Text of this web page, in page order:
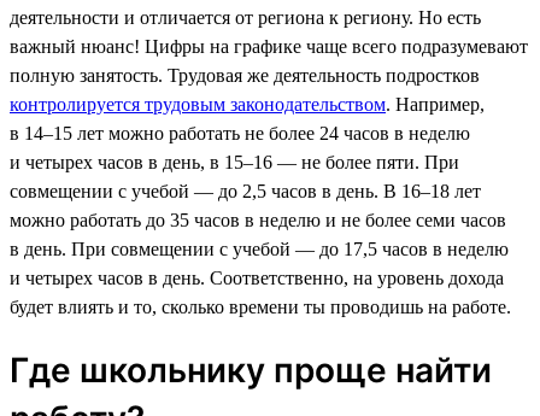
деятельности и отличается от региона к региону. Но есть
важный нюанс! Цифры на графике чаще всего подразумевают
полную занятость. Трудовая же деятельность подростков
контролируется трудовым законодательством. Например,
в 14–15 лет можно работать не более 24 часов в неделю
и четырех часов в день, в 15–16 — не более пяти. При
совмещении с учебой — до 2,5 часов в день. В 16–18 лет
можно работать до 35 часов в неделю и не более семи часов
в день. При совмещении с учебой — до 17,5 часов в неделю
и четырех часов в день. Соответственно, на уровень дохода
будет влиять и то, сколько времени ты проводишь на работе.
Где школьнику проще найти